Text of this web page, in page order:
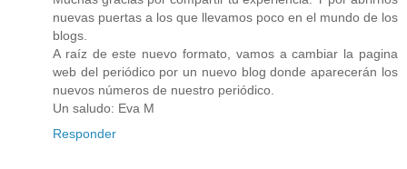
nuevas puertas a los que llevamos poco en el mundo de los
blogs.
A raíz de este nuevo formato, vamos a cambiar la pagina
web del periódico por un nuevo blog donde aparecerán los
nuevos números de nuestro periódico.
Un saludo: Eva M
Responder